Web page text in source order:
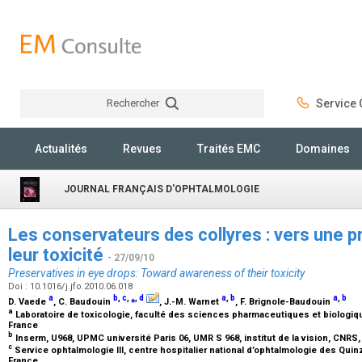
Rechercher Service
Actualités Revues Traités EMC Domaines
JOURNAL FRANÇAIS D'OPHTALMOLOGIE
Les conservateurs des collyres : vers une
leur toxicité - 27/09/10
Preservatives in eye drops: Toward awareness of their toxicity
Doi : 10.1016/j.jfo.2010.06.018
D. Vaede a, C. Baudouin b,c,⁎,d , J.-M. Warnet a, b, F. Brignole-Baudouin a, b
a Laboratoire de toxicologie, faculté des sciences pharmaceutiques et
France
b Inserm, U968, UPMC université Paris 06, UMR S 968, institut de la vision,
c Service ophtalmologie III, centre hospitalier national d’ophtalmologie des